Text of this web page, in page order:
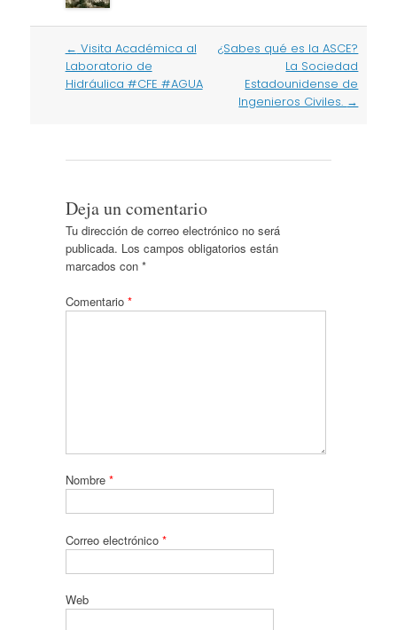
Post
navigation
← Visita Académica al
Laboratorio de
Hidráulica #CFE #AGUA
¿Sabes qué es la ASCE?
La Sociedad
Estadounidense de
Ingenieros Civiles. →
Deja un comentario
Tu dirección de correo electrónico no será
publicada. Los campos obligatorios están
marcados con *
Comentario *
Nombre *
Correo electrónico *
Web